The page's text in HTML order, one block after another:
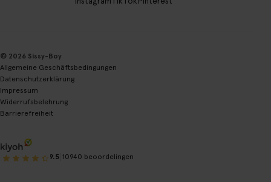
© 2026 Sissy-Boy
Allgemeine Geschäftsbedingungen
Datenschutzerklärung
Impressum
Widerrufsbelehrung
Barrierefreiheit
9.5 10940 beoordelingen